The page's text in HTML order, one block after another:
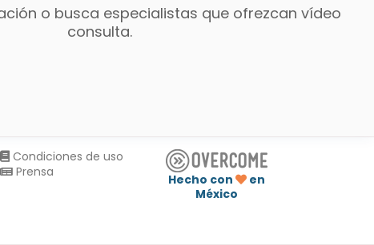
o busca especialistas que ofrezcan vídeo
consulta.
Condiciones de uso
Prensa
Hecho con
en
México